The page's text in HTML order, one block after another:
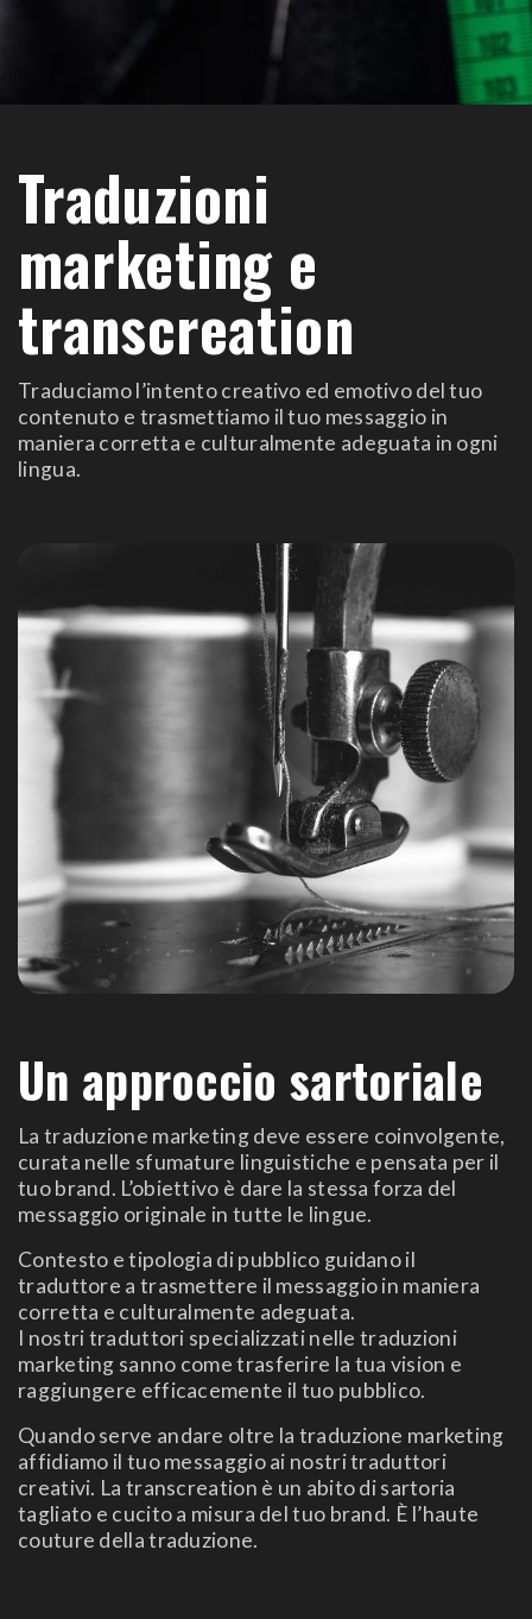
Traduzioni
marketing e
transcreation
Traduciamo l’intento creativo ed emotivo del tuo
contenuto e trasmettiamo il tuo messaggio in
maniera corretta e culturalmente adeguata in ogni
lingua.
Un approccio sartoriale
La traduzione marketing deve essere coinvolgente,
curata nelle sfumature linguistiche e pensata per il
tuo brand. L’obiettivo è dare la stessa forza del
messaggio originale in tutte le lingue.
Contesto e tipologia di pubblico guidano il
traduttore a trasmettere il messaggio in maniera
corretta e culturalmente adeguata.
I nostri traduttori specializzati nelle traduzioni
marketing sanno come trasferire la tua vision e
raggiungere efficacemente il tuo pubblico.
Quando serve andare oltre la traduzione marketing
affidiamo il tuo messaggio ai nostri traduttori
creativi. La transcreation è un abito di sartoria
tagliato e cucito a misura del tuo brand. È l’haute
couture della traduzione.